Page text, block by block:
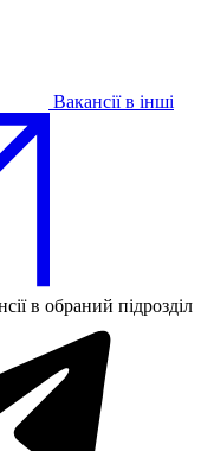
Вакансії в інші
в обраний підрозділ